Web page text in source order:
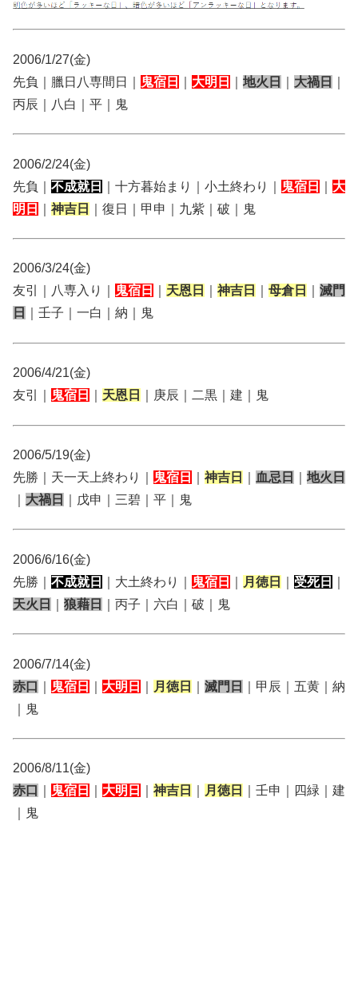
2006/1/27(金)
先負｜臘日八専間日｜
鬼宿日 大明日 地火日 大禍日
丙辰｜八白｜平｜鬼
2006/2/24(金)
先負｜ 不成就日 ｜十方暮始まり｜小土終わり｜ 鬼宿日
大
明日
神吉日 ｜復日｜甲申｜九紫｜破｜鬼
2006/3/24(金)
友引｜八専入り｜
鬼宿日 天恩日 神吉日 母倉日
滅門
日
｜壬子｜一白｜納｜鬼
2006/4/21(金)
友引｜
鬼宿日 天恩日 ｜庚辰｜二黒｜建｜鬼
2006/5/19(金)
先勝｜天一天上終わり｜
鬼宿日 神吉日 血忌日
地火日
大禍日 ｜戊申｜三碧｜平｜鬼
2006/6/16(金)
先勝｜ 不成就日 ｜大土終わり｜ 鬼宿日 月徳日 受死日
天火日
狼藉日 ｜丙子｜六白｜破｜鬼
2006/7/14(金)
赤口
鬼宿日 大明日 月徳日 滅門日
｜甲辰｜五黄｜納
｜鬼
2006/8/11(金)
赤口
鬼宿日 大明日 神吉日 月徳日
｜壬申｜四緑｜建
｜鬼